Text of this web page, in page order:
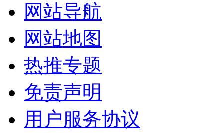
网站导航
网站地图
热推专题
免责声明
用户服务协议